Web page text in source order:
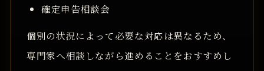
確定申告相談会
個別の状況によって必要な対応は異なるため、
専門家へ相談しながら進めることをおすすめし